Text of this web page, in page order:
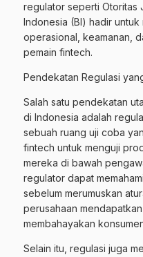
regulator seperti Otoritas
Indonesia (BI) hadir
operasional, keamanan,
pemain fintech.
Pendekatan Regulasi
Salah satu pendekatan
di Indonesia adalah
sebuah ruang uji coba
fintech untuk menguji
mereka di bawah
regulator dapat
sebelum merumuskan
perusahaan
membahayakan
Selain itu, regulasi juga